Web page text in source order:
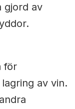
gjord av
för
av vin.